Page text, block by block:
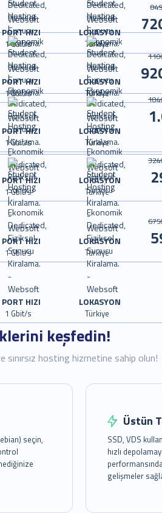
PORT HIZI
1 Gbit/s
LOKASYON
Türkiye
PORT HIZI
1 Gbit/s
LOKASYON
Türkiye
PORT HIZI
1 Gbit/s
LOKASYON
Türkiye
PORT HIZI
1 Gbit/s
LOKASYON
Türkiye
PORT HIZI
1 Gbit/s
LOKASYON
Türkiye
PORT HIZI
1 Gbit/s
LOKASYON
Türkiye
keşfedin!
hosting hizmetine sahip olun!
seçin,
Üstün
SSD, VDS
hızlı
gelişmeler